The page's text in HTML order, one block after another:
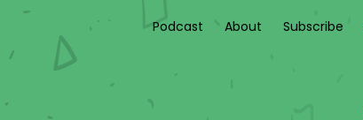
Podcast About Subscribe